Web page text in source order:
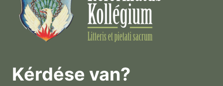
Kérdése van?